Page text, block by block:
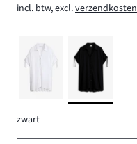
incl. btw, excl.verzendkosten
zwart